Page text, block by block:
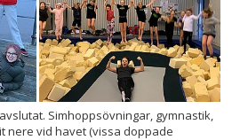
Simhoppsövningar, gymnastik,
nere vid havet (vissa doppade